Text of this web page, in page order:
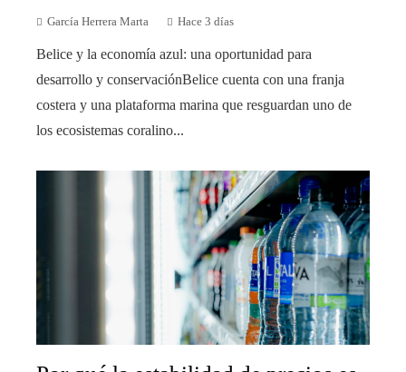
García Herrera Marta Hace 3 días
Belice y la economía azul: una oportunidad para
desarrollo y conservaciónBelice cuenta con una franja
costera y una plataforma marina que resguardan uno de
los ecosistemas coralino...